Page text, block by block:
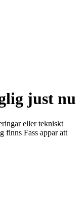
just nu
eller tekniskt
finns Fass appar att